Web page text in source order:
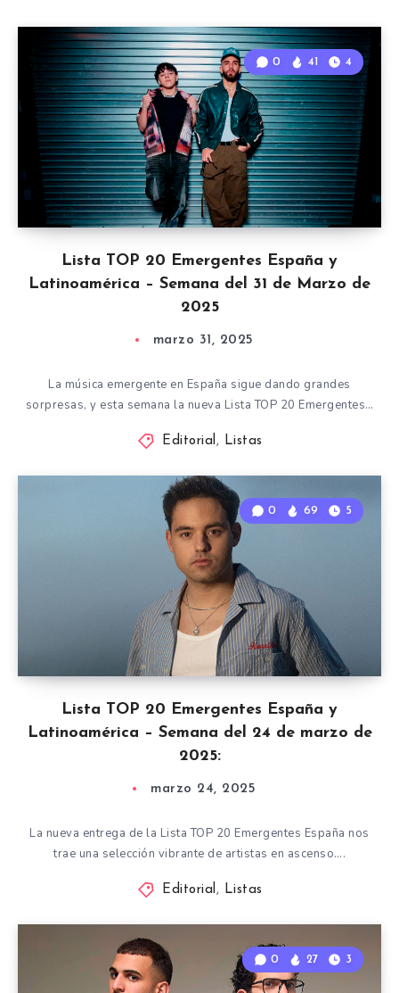
Lista TOP 20 Emergentes España y
Latinoamérica – Semana del 31 de Marzo de
2025
0 41 4
marzo 31, 2025
La música emergente en España sigue dando grandes
sorpresas, y esta semana la nueva Lista TOP 20 Emergentes…
Editorial, Listas
Lista TOP 20 Emergentes España y
Latinoamérica – Semana del 24 de marzo de
2025:
0 69 5
marzo 24, 2025
La nueva entrega de la Lista TOP 20 Emergentes España nos
trae una selección vibrante de artistas en ascenso….
Editorial, Listas
0 27 3